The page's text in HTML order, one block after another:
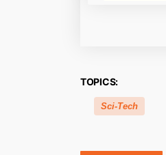
TOPICS:
Sci-Tech